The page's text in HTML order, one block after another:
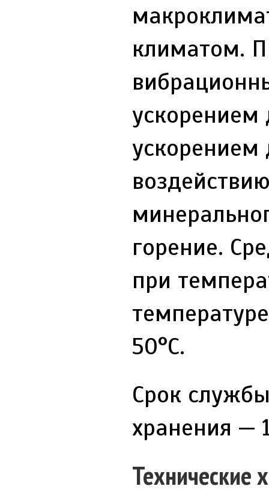
климатом.
ускорением
ускорением
горение.
при
50°С.
Срок
хранения —
Технические